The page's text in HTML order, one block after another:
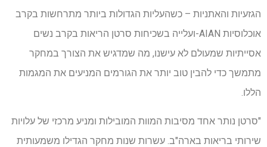
הגזעיות והאתניות – כשהעליות הגדולות ביותר מתרחשות בקרב
אוכלוסיות AIAN-ועלייה בשכיחות סרטן הריאות בקרב נשים
אסייתיות שמעולם לא עישנו, מה שמדגיש את הצורך במחקר
מתמשך כדי להבין טוב יותר את הגורמים המניעים את המגמות
הללו.
"סרטן נותר אחד מסיבות המוות המובילות ומניע מרכזי של עלויות
שירותי בריאות בארה"ב. עשרות שנות מחקר הגדילו משמעותית